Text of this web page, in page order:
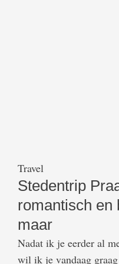
Travel
Stedentrip
romantisch en
maar
Nadat ik je eerder al
wil ik je vandaag graag